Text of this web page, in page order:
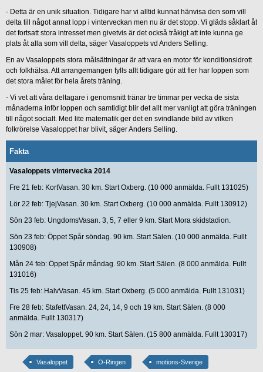
- Detta är en unik situation. Tidigare har vi alltid kunnat hänvisa den som vill
delta till något annat lopp i vinterveckan men nu är det stopp. Vi gläds såklart åt
det fortsatt stora intresset men givetvis är det också tråkigt att inte kunna ge
plats åt alla som vill delta, säger Vasaloppets vd Anders Selling.
En av Vasaloppets stora målsättningar är att vara en motor för konditionsidrott
och folkhälsa. Att arrangemangen fylls allt tidigare gör att fler har loppen som
det stora målet för hela årets träning.
- Vi vet att våra deltagare i genomsnitt tränar tre timmar per vecka de sista
månaderna inför loppen och samtidigt blir det allt mer vanligt att göra träningen
till något socialt. Med lite matematik ger det en svindlande bild av vilken
folkrörelse Vasaloppet har blivit, säger Anders Selling.
Fakta
Vasaloppets vintervecka 2014
Fre 21 feb: KortVasan. 30 km. Start Oxberg. (10 000 anmälda. Fullt 131025)
Lör 22 feb: TjejVasan. 30 km. Start Oxberg. (10 000 anmälda. Fullt 130912)
Sön 23 feb: UngdomsVasan. 3, 5, 7 eller 9 km. Start Mora skidstadion.
Sön 23 feb: Öppet Spår söndag. 90 km. Start Sälen. (10 000 anmälda. Fullt
130908)
Mån 24 feb: Öppet Spår måndag. 90 km. Start Sälen. (8 000 anmälda. Fullt
131016)
Tis 25 feb: HalvVasan. 45 km. Start Oxberg. (5 000 anmälda. Fullt 131031)
Fre 28 feb: StafettVasan. 24, 24, 14, 9 och 19 km. Start Sälen. (8 000
anmälda. Fullt 130317)
Sön 2 mar: Vasaloppet. 90 km. Start Sälen. (15 800 anmälda. Fullt 130317)
Vasaloppet O-Ringen motions-Sverige